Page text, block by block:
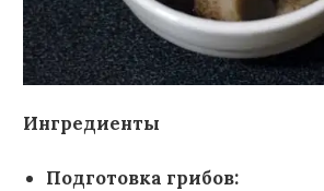
Ингредиенты
Подготовка грибов: